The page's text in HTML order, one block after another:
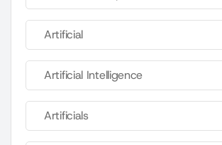
Artificial
Artificial Intelligence
Artificials